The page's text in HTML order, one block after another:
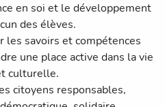
en soi et le développement
des élèves.
les savoirs et compétences
une place active dans la vie
culturelle.
citoyens responsables,